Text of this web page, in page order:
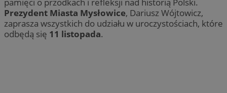
Prezydent Miasta Mysłowice, Dariusz Wójtowicz,
zaprasza wszystkich do udziału w uroczystościach, które
odbędą się 11 listopada.